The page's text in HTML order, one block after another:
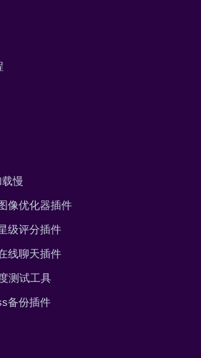
慢
像优化器插件
级评分插件
线聊天插件
测试工具
备份插件